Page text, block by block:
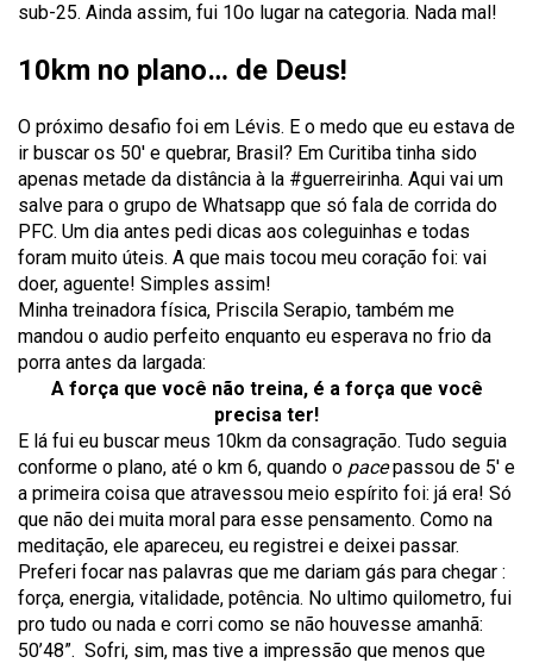
sub-25. Ainda assim, fui 10o lugar na categoria. Nada mal!
10km no plano… de Deus!
O próximo desafio foi em Lévis. E o medo que eu estava de
ir buscar os 50′ e quebrar, Brasil? Em Curitiba tinha sido
apenas metade da distância à la #guerreirinha. Aqui vai um
salve para o grupo de Whatsapp que só fala de corrida do
PFC. Um dia antes pedi dicas aos coleguinhas e todas
foram muito úteis. A que mais tocou meu coração foi: vai
doer, aguente! Simples assim!
Minha treinadora física, Priscila Serapio, também me
mandou o audio perfeito enquanto eu esperava no frio da
porra antes da largada:
A força que você não treina, é a força que você
precisa ter!
E lá fui eu buscar meus 10km da consagração. Tudo seguia
conforme o plano, até o km 6, quando o pacepassou de 5′ e
a primeira coisa que atravessou meio espírito foi: já era! Só
que não dei muita moral para esse pensamento. Como na
meditação, ele apareceu, eu registrei e deixei passar.
Preferi focar nas palavras que me dariam gás para chegar :
força, energia, vitalidade, potência. No ultimo quilometro, fui
pro tudo ou nada e corri como se não houvesse amanhã:
50’48”. Sofri, sim, mas tive a impressão que menos que